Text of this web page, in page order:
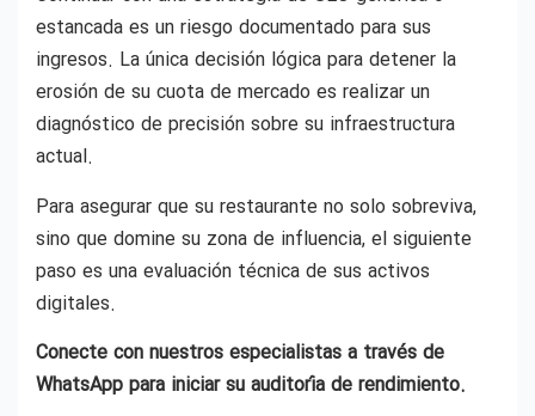
estancada es un riesgo documentado para sus
ingresos. La única decisión lógica para detener la
erosión de su cuota de mercado es realizar un
diagnóstico de precisión sobre su infraestructura
actual.
Para asegurar que su restaurante no solo sobreviva,
sino que domine su zona de influencia, el siguiente
paso es una evaluación técnica de sus activos
digitales.
Conecte con nuestros especialistas a través de
WhatsApp para iniciar su auditoría de rendimiento.